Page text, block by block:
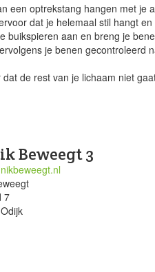
een optrekstang hangen met je
dat je helemaal stil hangt
buikspieren aan en breng je
je benen gecontroleerd
dat de rest van je lichaam niet
Beweegt 3
7